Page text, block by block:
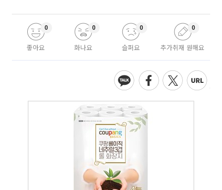
좋아요
0
화나요
0
슬퍼요
0
추가취재 원해요
0